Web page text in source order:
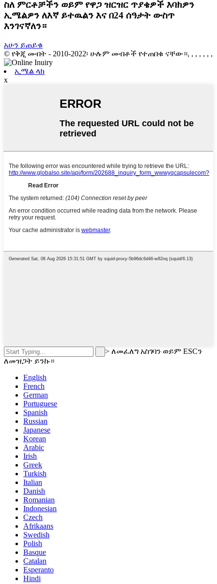
ስለ ምርቶቻችን ወይም የዋጋ ዝርዝር ጥያቄዎች እባክዎን
ኢሜልዎን ለእኛ ይተዉልን እና በ24 ሰዓታት ውስጥ
እንገናኛለን።
አሁን ይጠይቁ
© የቅጂ መብት - 2010-2022፡ ሁሉም መብቶች የተጠበቁ ናቸው።, , , , , , ,
ኢሜል ላክ
x
> ለመፈለግ አስገባን ወይም ESCን
ለመዝጋት ይንኩ።
English
French
German
Portuguese
Spanish
Russian
Japanese
Korean
Arabic
Irish
Greek
Turkish
Italian
Danish
Romanian
Indonesian
Czech
Afrikaans
Swedish
Polish
Basque
Catalan
Esperanto
Hindi